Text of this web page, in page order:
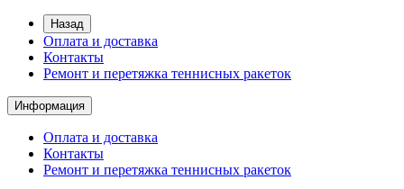
Назад
Оплата и доставка
Контакты
Ремонт и перетяжка теннисных ракеток
Информация
Оплата и доставка
Контакты
Ремонт и перетяжка теннисных ракеток